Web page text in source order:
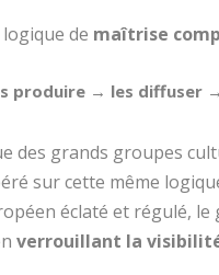
de maîtrise
produire → les diffuser
des grands groupes
sur cette même
éclaté et régulé, le
verrouillant la